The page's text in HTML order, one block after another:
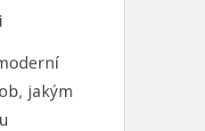
jakým